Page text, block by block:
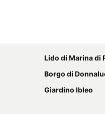
Lido di Marina di
Borgo di
Giardino Ibleo